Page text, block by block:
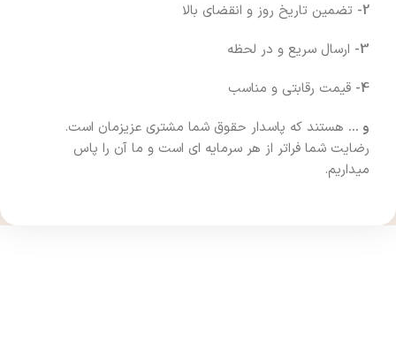
2- تضمین تاریخ روز و انقضای بالا
3- ارسال سریع و در لحظه
4- قیمت رقابتی و مناسب
و … هستند که پاسدار حقوق شما مشتری عزیزمان است.
رضایت شما فراتر از هر سرمایه ای است و ما آن را پاس
میداریم.